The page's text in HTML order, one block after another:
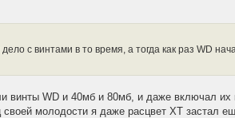
с винтами в то время, а тогда как раз WD
винты WD и 40мб и 80мб, и даже включал
своей молодости я даже расцвет XT застал